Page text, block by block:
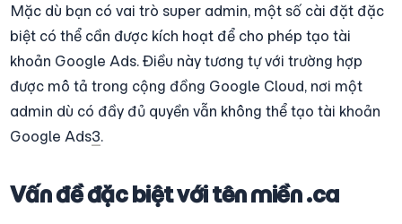
Mặc dù bạn có vai trò super admin, một số cài đặt đặc
biệt có thể cần được kích hoạt để cho phép tạo tài
khoản Google Ads. Điều này tương tự với trường hợp
được mô tả trong cộng đồng Google Cloud, nơi một
admin dù có đầy đủ quyền vẫn không thể tạo tài khoản
Google Ads3.
Vấn đề đặc biệt với tên miền .ca